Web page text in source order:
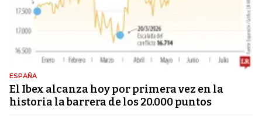
ESPAÑA
El Ibex alcanza hoy por primera vez en la
historia la barrera de los 20.000 puntos